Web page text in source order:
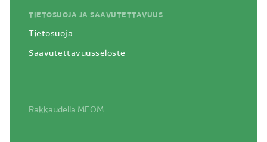
TIETOSUOJA JA SAAVUTETTAVUUS
Tietosuoja
Saavutettavuusseloste
Rakkaudella MEOM
Siirry